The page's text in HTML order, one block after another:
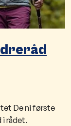
De ni første
i rådet.